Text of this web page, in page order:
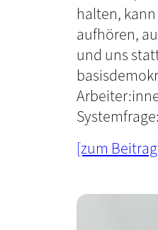
halten,
aufhören,
und uns
[zum